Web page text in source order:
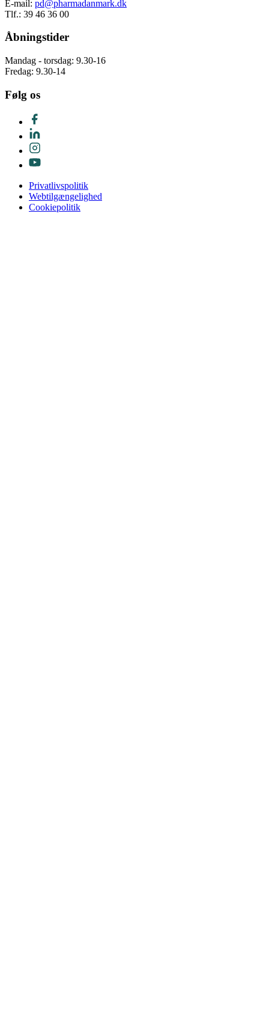
E-mail: pd@pharmadanmark.dk
Tlf.: 39 46 36 00
Åbningstider
Mandag - torsdag: 9.30-16
Fredag: 9.30-14
Følg os
Privatlivspolitik
Webtilgængelighed
Cookiepolitik